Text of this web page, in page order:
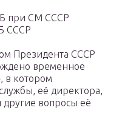
при СМ СССР
СССР
Президента СССР
временное
в котором
её директора,
другие вопросы её